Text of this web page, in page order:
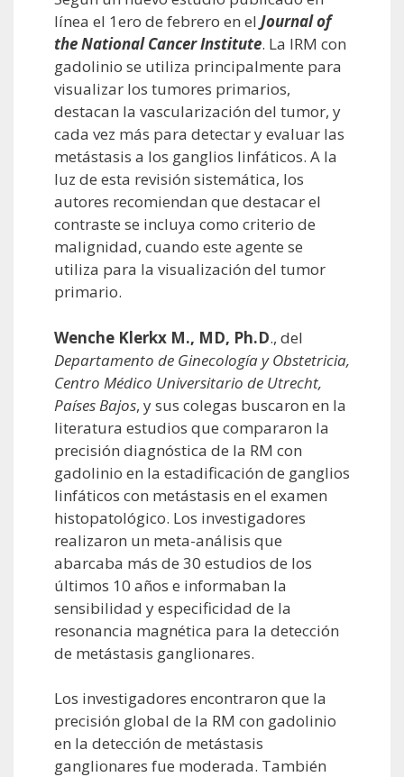
línea el 1ero de febrero en el Journal of
the National Cancer Institute. La IRM con
gadolinio se utiliza principalmente para
visualizar los tumores primarios,
destacan la vascularización del tumor, y
cada vez más para detectar y evaluar las
metástasis a los ganglios linfáticos. A la
luz de esta revisión sistemática, los
autores recomiendan que destacar el
contraste se incluya como criterio de
malignidad, cuando este agente se
utiliza para la visualización del tumor
primario.
Wenche Klerkx M., MD, Ph.D., del
Departamento de Ginecología y Obstetricia,
Centro Médico Universitario de Utrecht,
Países Bajos, y sus colegas buscaron en la
literatura estudios que compararon la
precisión diagnóstica de la RM con
gadolinio en la estadificación de ganglios
linfáticos con metástasis en el examen
histopatológico. Los investigadores
realizaron un meta-análisis que
abarcaba más de 30 estudios de los
últimos 10 años e informaban la
sensibilidad y especificidad de la
resonancia magnética para la detección
de metástasis ganglionares.
Los investigadores encontraron que la
precisión global de la RM con gadolinio
en la detección de metástasis
ganglionares fue moderada. También